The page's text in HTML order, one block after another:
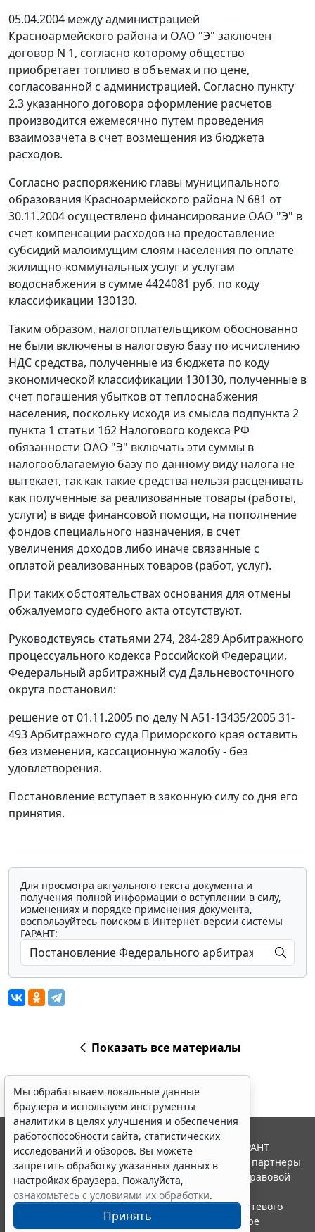
05.04.2004 между администрацией
Красноармейского района и ОАО "Э" заключен
договор N 1, согласно которому общество
приобретает топливо в объемах и по цене,
согласованной с администрацией. Согласно пункту
2.3 указанного договора оформление расчетов
производится ежемесячно путем проведения
взаимозачета в счет возмещения из бюджета
расходов.
Согласно распоряжению главы муниципального
образования Красноармейского района N 681 от
30.11.2004 осуществлено финансирование ОАО "Э" в
счет компенсации расходов на предоставление
субсидий малоимущим слоям населения по оплате
жилищно-коммунальных услуг и услугам
водоснабжения в сумме 4424081 руб. по коду
классификации 130130.
Таким образом, налогоплательщиком обоснованно
не были включены в налоговую базу по исчислению
НДС средства, полученные из бюджета по коду
экономической классификации 130130, полученные в
счет погашения убытков от теплоснабжения
населения, поскольку исходя из смысла подпункта 2
пункта 1 статьи 162 Налогового кодекса РФ
обязанности ОАО "Э" включать эти суммы в
налогооблагаемую базу по данному виду налога не
вытекает, так как такие средства нельзя расценивать
как полученные за реализованные товары (работы,
услуги) в виде финансовой помощи, на пополнение
фондов специального назначения, в счет
увеличения доходов либо иначе связанные с
оплатой реализованных товаров (работ, услуг).
При таких обстоятельствах основания для отмены
обжалуемого судебного акта отсутствуют.
Руководствуясь статьями 274, 284-289Арбитражного
процессуального кодекса Российской Федерации,
Федеральный арбитражный суд Дальневосточного
округа постановил:
решение от 01.11.2005 по делу N А51-13435/2005 31-
493 Арбитражного суда Приморского края оставить
без изменения, кассационную жалобу - без
удовлетворения.
Постановление вступает в законную силу со дня его
принятия.
Для просмотра актуального текста документа и
получения полной информации о вступлении в силу,
изменениях и порядке применения документа,
воспользуйтесь поиском в Интернет-версии системы
ГАРАНТ:
Показать все материалы
Мы обрабатываем локальные данные
браузера и используем инструменты
аналитики в целях улучшения и обеспечения
работоспособности сайта, статистических
исследований и обзоров. Вы можете
запретить обработку указанных данных в
настройках браузера. Пожалуйста,
ознакомьтесь с условиями их обработки.
Принять
© ООО "НПП "ГАРАНТ-СЕРВИС", 2026. Система ГАРАНТ
выпускается с 1990 года. Компания "Гарант" и ее партнеры
являются участниками Российской ассоциации правовой
информации ГАРАНТ.
Портал ГАРАНТ.РУ зарегистрирован в качестве сетевого
издания Федеральной службой по надзору в сфере